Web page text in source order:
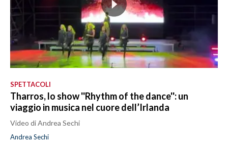
SPETTACOLI
Tharros, lo show ''Rhythm of the dance'': un
viaggio in musica nel cuore dell’Irlanda
Video di Andrea Sechi
Andrea Sechi